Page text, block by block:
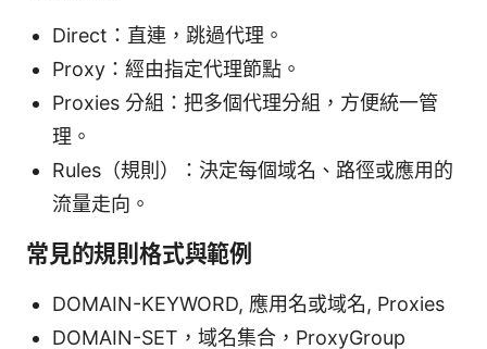
Direct：直連，跳過代理。
Proxy：經由指定代理節點。
Proxies 分組：把多個代理分組，方便統一管
理。
Rules（規則）：決定每個域名、路徑或應用的
流量走向。
常見的規則格式與範例
DOMAIN-KEYWORD, 應用名或域名, Proxies
DOMAIN-SET，域名集合，ProxyGroup